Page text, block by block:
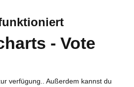
- Vote
verfügung.. Außerdem kannst du